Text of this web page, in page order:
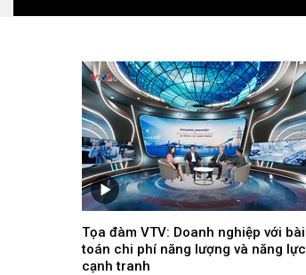
Tọa đàm VTV: Doanh nghiệp với bài
toán chi phí năng lượng và năng lực
cạnh tranh